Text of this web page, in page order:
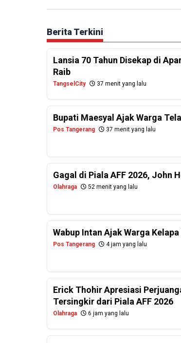
Berita Terkini
Lansia 70 Tahun Disekap di
Raib
TangselCity 37 menit yang lalu
Bupati Maesyal Ajak Warga
Pos Tangerang 37 menit yang lalu
Gagal di Piala AFF 2026, John
Olahraga 52 menit yang lalu
Wabup Intan Ajak Warga
Pos Tangerang 4 jam yang lalu
Erick Thohir Apresiasi
Tersingkir dari Piala AFF 2026
Olahraga 6 jam yang lalu